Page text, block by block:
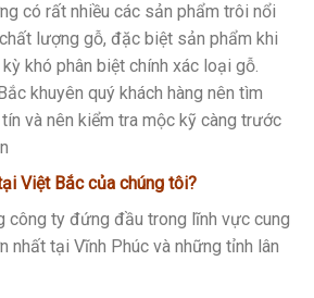
có rất nhiều các sản phẩm trôi nổi
lượng gỗ, đặc biệt sản phẩm khi
khó phân biệt chính xác loại gỗ.
khuyên quý khách hàng nên tìm
và nên kiểm tra mộc kỹ càng trước
Việt Bắc của chúng tôi?
công ty đứng đầu trong lĩnh vực cung
nhất tại Vĩnh Phúc và những tỉnh lân